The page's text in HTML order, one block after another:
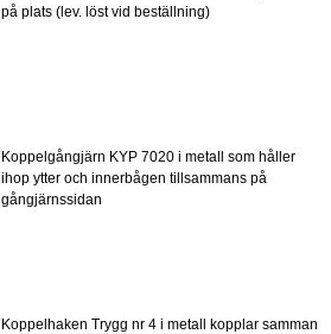
på plats (lev. löst vid beställning)
Koppelgångjärn KYP 7020 i metall som håller
ihop ytter och innerbågen tillsammans på
gångjärnssidan
Koppelhaken Trygg nr 4 i metall kopplar samman